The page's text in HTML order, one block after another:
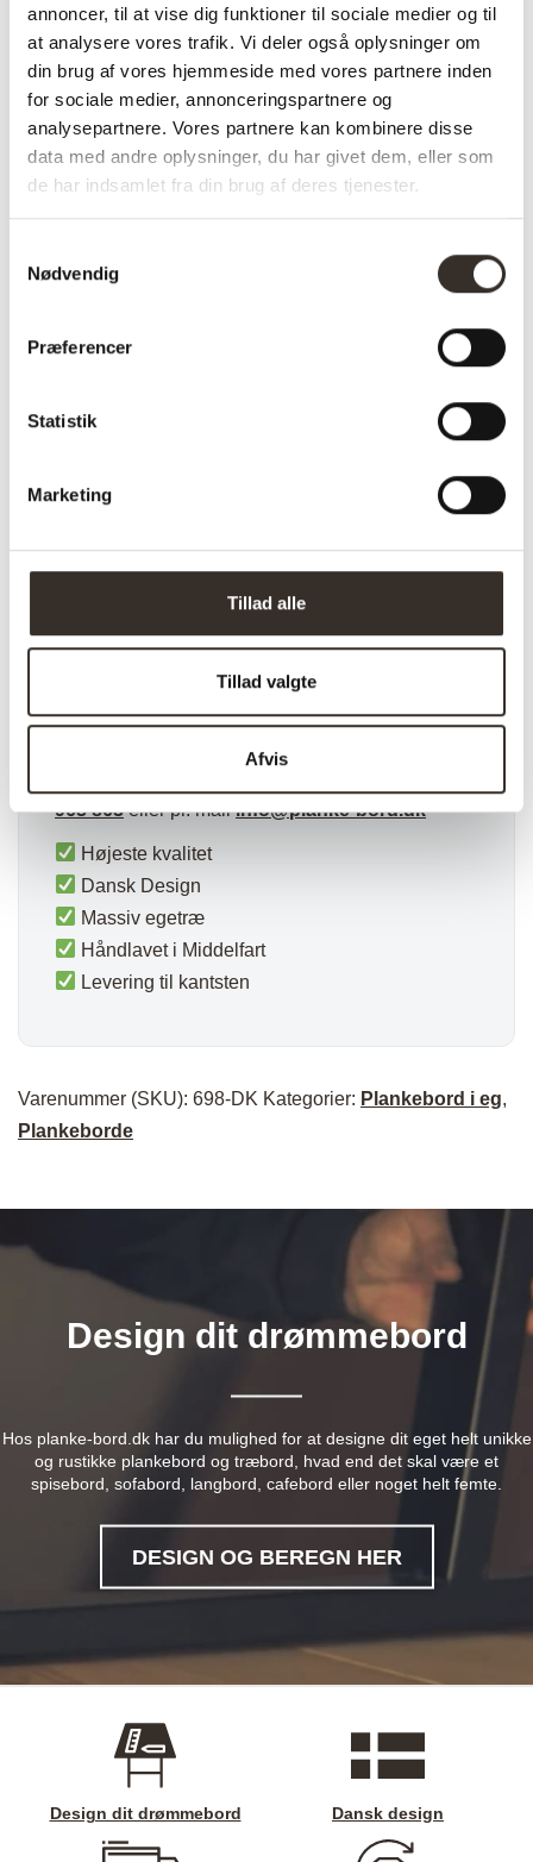
annoncer, til at vise dig funktioner til sociale medier og til
at analysere vores trafik. Vi deler også oplysninger om
din brug af vores hjemmeside med vores partnere inden
for sociale medier, annonceringspartnere og
analysepartnere. Vores partnere kan kombinere disse
data med andre oplysninger, du har givet dem, eller som
de har indsamlet fra din brug af deres tjenester.
Nødvendig
Præferencer
Statistik
Marketing
Tillad alle
Tillad valgte
Afvis
skal det have olie ca. 2 gange om ret (forår og
efterår).
Ved levering medfølger én bøtte valnød olie.
Levering:
Dette er en bestillingsvare som bliver håndlavet
ordren er modtaget.
bordbenene, vedligeholdelses vejledning samt 1
Leveringen sker til kantsten, derfor skal du selv
bord skal se ud? Tjek vores inspirations
katalogHER
963 863eller pr. mailinfo@planke-bord.dk
Højeste kvalitet
Dansk Design
Massiv egetræ
Håndlavet i Middelfart
Levering til kantsten
Varenummer (SKU): 698-DK Kategorier: Plankebord i eg,
Plankeborde
Design dit drømmebord
Hos planke-bord.dk har du mulighed for at designe dit eget helt unikke
og rustikke plankebord og træbord, hvad end det skal være et
spisebord, sofabord, langbord, cafebord eller noget helt femte.
DESIGN OG BEREGN HER
Design dit drømmebord Dansk design